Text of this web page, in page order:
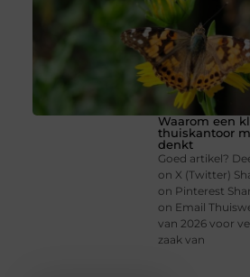
Waarom een
thuiskantoor
denkt
Goed artikel?
on X (Twitter)
on Pinterest
on Email
van 2026 voor
zaak van